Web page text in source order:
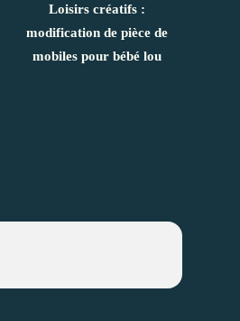
Loisirs créatifs :
modification de pièce de
mobiles pour bébé lou